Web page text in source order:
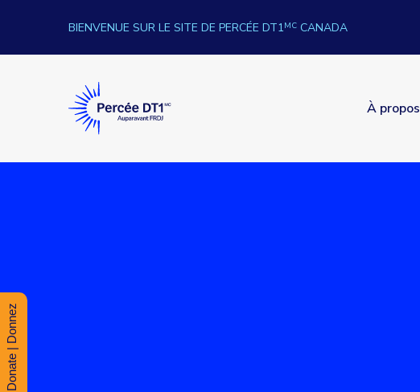
BIENVENUE SUR LE SITE DE PERCÉE DT1MC CANADA
À propos
Donate | Donnez